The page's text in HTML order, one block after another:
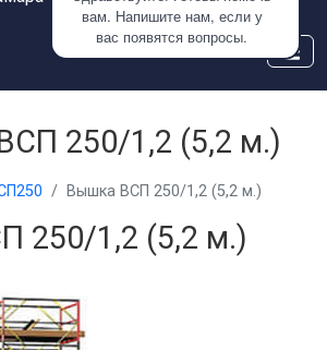
вам. Напишите нам, если у
вас появятся вопросы.
250/1,2 (5,2 м.)
Вышка ВСП 250/1,2 (5,2 м.)
250/1,2 (5,2 м.)